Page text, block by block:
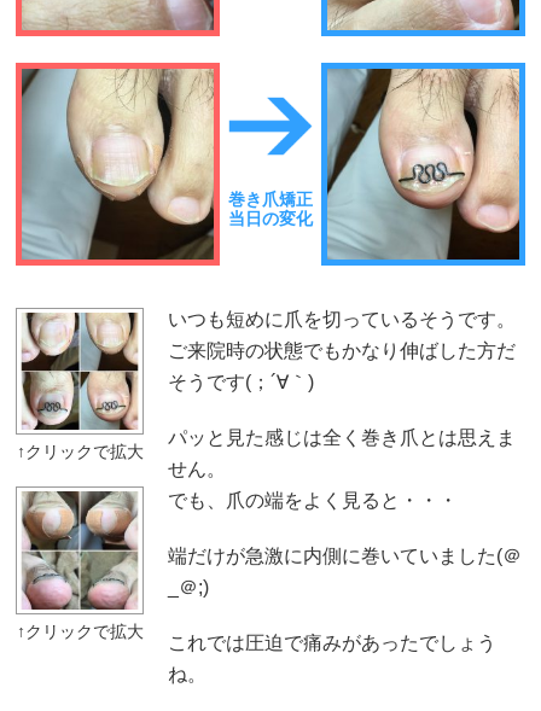
巻き爪矯正
当日の変化
いつも短めに爪を切っているそうです。
ご来院時の状態でもかなり伸ばした方だ
そうです(；´∀｀)
パッと見た感じは全く巻き爪とは思えま
せん。
でも、爪の端をよく見ると・・・
端だけが急激に内側に巻いていました(＠
_＠;)
これでは圧迫で痛みがあったでしょう
ね。